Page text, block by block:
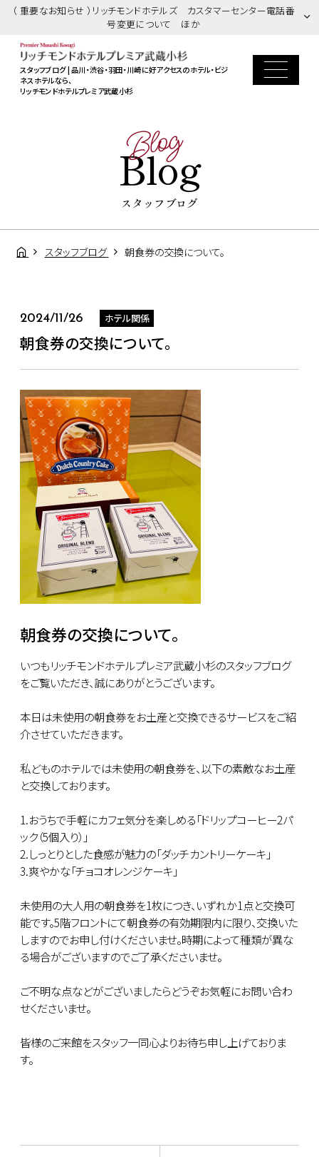
（ 重要なお知らせ ）リッチモンドホテルズ カスタマーセンター電話番
号変更について ほか
スタッフブログ | 品川・渋谷・羽田・川崎に好アクセスのホテル・ビジ
ネスホテルなら、
リッチモンドホテルプレミア武蔵小杉
Blog
Blog
スタッフブログ
スタッフブログ 朝食券の交換について。
2024/11/26 ホテル関係
朝食券の交換について。
朝食券の交換について。
いつもリッチモンドホテルプレミア武蔵小杉のスタッフブログ
をご覧いただき、誠にありがとうございます。
本日は未使用の朝食券をお土産と交換できるサービスをご紹
介させていただきます。
私どものホテルでは未使用の朝食券を、以下の素敵なお土産
と交換しております。
1.おうちで手軽にカフェ気分を楽しめる「ドリップコーヒー2パ
ック（5個入り）」
2.しっとりとした食感が魅力の「ダッチカントリーケーキ」
3.爽やかな「チョコオレンジケーキ」
未使用の大人用の朝食券を1枚につき、いずれか1点と交換可
能です。5階フロントにて朝食券の有効期限内に限り、交換いた
しますのでお申し付けくださいませ。時期によって種類が異な
る場合がございますのでご了承くださいませ。
ご不明な点などがございましたらどうぞお気軽にお問い合わ
せくださいませ。
皆様のご来館をスタッフ一同心よりお待ち申し上げておりま
す。